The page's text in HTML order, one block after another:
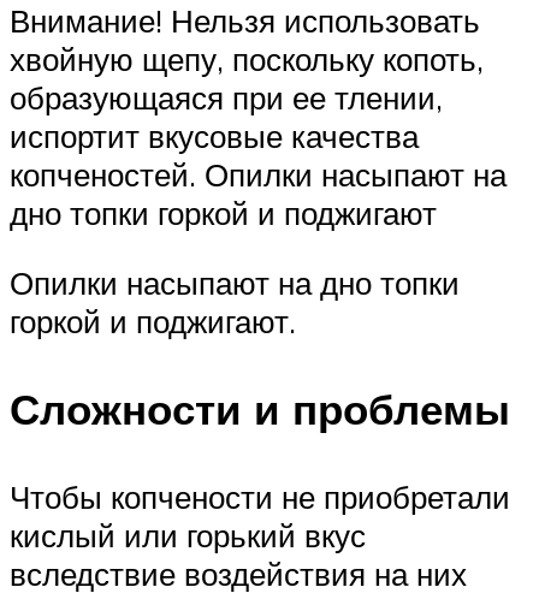
Внимание! Нельзя использовать
хвойную щепу, поскольку копоть,
образующаяся при ее тлении,
испортит вкусовые качества
копченостей. Опилки насыпают на
дно топки горкой и поджигают
Опилки насыпают на дно топки
горкой и поджигают.
Сложности и проблемы
Чтобы копчености не приобретали
кислый или горький вкус
вследствие воздействия на них